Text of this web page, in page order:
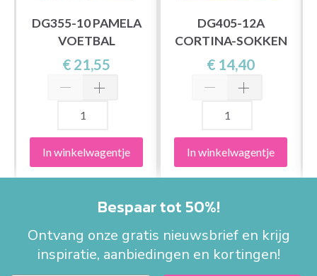
DG355-10 PAMELA
VOETBAL
€ 21,55
In winkelwagentje
DG405-12A
CORTINA-SOKKEN
€ 14,40
In winkelwagentje
Bespaar tot 50%!
Ontvang onze gratis nieuwsbrief en krijg
inspiratie, aanbiedingen en kortingen!